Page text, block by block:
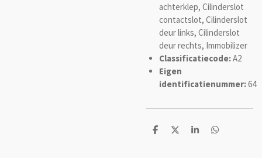
achterklep, Cilinderslot
contactslot, Cilinderslot
deur links, Cilinderslot
deur rechts, Immobilizer
Classificatiecode:A2
Eigen
identificatienummer:64
D
D
S
D